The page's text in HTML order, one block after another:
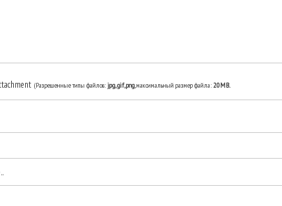
(Разрешенные типы файлов:jpg, gif, png, максимальный размер файла:20MB.